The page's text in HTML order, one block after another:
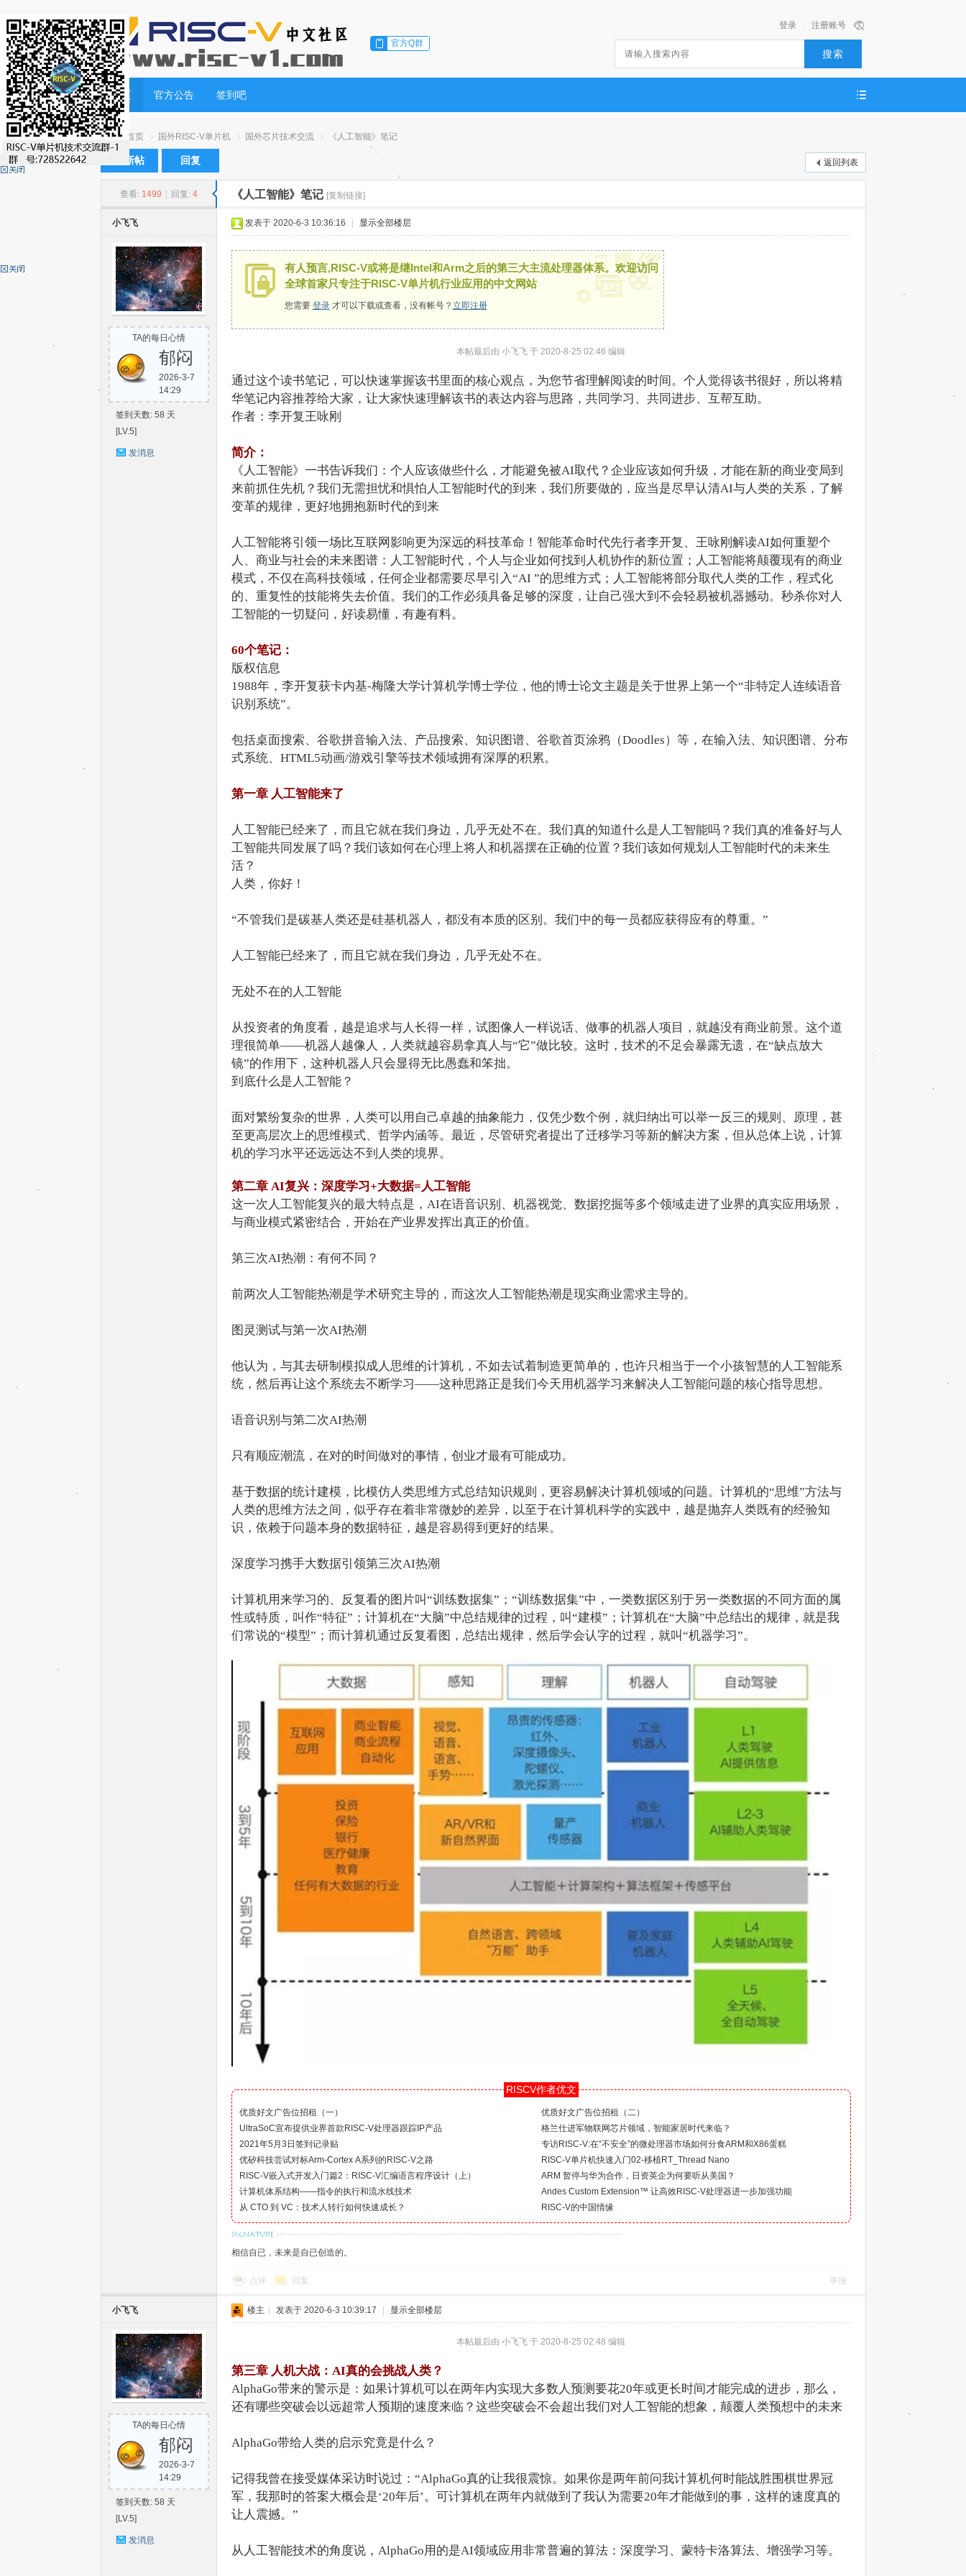
官方Q群
注册账号
登录
搜索
首页 官方公告 签到吧
首页
›
国外RISC-V单片机 国外芯片技术交流
›
《人工智能》笔记
返回列表
发新帖 回复
查看: 1499 回复: 4 《人工智能》笔记 [复制链接]
小飞飞
TA的每日心情
郁闷
2026-3-7
14:29
签到天数: 58 天
[LV.5]
发消息
发表于 2020-6-3 10:36:16 显示全部楼层
有人预言,RISC-V或将是继Intel和Arm之后的第三大主流处理器体系。欢迎访问
全球首家只专注于RISC-V单片机行业应用的中文网站
您需要 登录才可以下载或查看，没有帐号？ 立即注册
x
本帖最后由 小飞飞 于 2020-8-25 02:46 编辑
通过这个读书笔记，可以快速掌握该书里面的核心观点，为您节省理解阅读的时间。个人觉得该书很好，所以将精
华笔记内容推荐给大家，让大家快速理解该书的表达内容与思路，共同学习、共同进步、互帮互助。
作者：李开复王咏刚
简介：
《人工智能》一书告诉我们：个人应该做些什么，才能避免被AI取代？企业应该如何升级，才能在新的商业变局到
来前抓住先机？我们无需担忧和惧怕人工智能时代的到来，我们所要做的，应当是尽早认清AI与人类的关系，了解
变革的规律，更好地拥抱新时代的到来
人工智能将引领一场比互联网影响更为深远的科技革命！智能革命时代先行者李开复、王咏刚解读AI如何重塑个
人、商业与社会的未来图谱：人工智能时代，个人与企业如何找到人机协作的新位置；人工智能将颠覆现有的商业
模式，不仅在高科技领域，任何企业都需要尽早引入“AI ”的思维方式；人工智能将部分取代人类的工作，程式化
的、重复性的技能将失去价值。我们的工作必须具备足够的深度，让自己强大到不会轻易被机器撼动。秒杀你对人
工智能的一切疑问，好读易懂，有趣有料。
60个笔记：
版权信息
1988年，李开复获卡内基-梅隆大学计算机学博士学位，他的博士论文主题是关于世界上第一个“非特定人连续语音
识别系统”。
包括桌面搜索、谷歌拼音输入法、产品搜索、知识图谱、谷歌首页涂鸦（Doodles）等，在输入法、知识图谱、分布
式系统、HTML5动画/游戏引擎等技术领域拥有深厚的积累。
第一章 人工智能来了
人工智能已经来了，而且它就在我们身边，几乎无处不在。我们真的知道什么是人工智能吗？我们真的准备好与人
工智能共同发展了吗？我们该如何在心理上将人和机器摆在正确的位置？我们该如何规划人工智能时代的未来生
活？
人类，你好！
“不管我们是碳基人类还是硅基机器人，都没有本质的区别。我们中的每一员都应获得应有的尊重。”
人工智能已经来了，而且它就在我们身边，几乎无处不在。
无处不在的人工智能
从投资者的角度看，越是追求与人长得一样，试图像人一样说话、做事的机器人项目，就越没有商业前景。这个道
理很简单——机器人越像人，人类就越容易拿真人与“它”做比较。这时，技术的不足会暴露无遗，在“缺点放大
镜”的作用下，这种机器人只会显得无比愚蠢和笨拙。
到底什么是人工智能？
面对繁纷复杂的世界，人类可以用自己卓越的抽象能力，仅凭少数个例，就归纳出可以举一反三的规则、原理，甚
至更高层次上的思维模式、哲学内涵等。最近，尽管研究者提出了迁移学习等新的解决方案，但从总体上说，计算
机的学习水平还远远达不到人类的境界。
第二章 AI复兴：深度学习+大数据=人工智能
这一次人工智能复兴的最大特点是，AI在语音识别、机器视觉、数据挖掘等多个领域走进了业界的真实应用场景，
与商业模式紧密结合，开始在产业界发挥出真正的价值。
第三次AI热潮：有何不同？
前两次人工智能热潮是学术研究主导的，而这次人工智能热潮是现实商业需求主导的。
图灵测试与第一次AI热潮
他认为，与其去研制模拟成人思维的计算机，不如去试着制造更简单的，也许只相当于一个小孩智慧的人工智能系
统，然后再让这个系统去不断学习——这种思路正是我们今天用机器学习来解决人工智能问题的核心指导思想。
语音识别与第二次AI热潮
只有顺应潮流，在对的时间做对的事情，创业才最有可能成功。
基于数据的统计建模，比模仿人类思维方式总结知识规则，更容易解决计算机领域的问题。计算机的“思维”方法与
人类的思维方法之间，似乎存在着非常微妙的差异，以至于在计算机科学的实践中，越是抛弃人类既有的经验知
识，依赖于问题本身的数据特征，越是容易得到更好的结果。
深度学习携手大数据引领第三次AI热潮
计算机用来学习的、反复看的图片叫“训练数据集”；“训练数据集”中，一类数据区别于另一类数据的不同方面的属
性或特质，叫作“特征”；计算机在“大脑”中总结规律的过程，叫“建模”；计算机在“大脑”中总结出的规律，就是我
们常说的“模型”；而计算机通过反复看图，总结出规律，然后学会认字的过程，就叫“机器学习”。
RISCV作者优文
优质好文广告位招租（一）
优质好文广告位招租（二）
UltraSoC宣布提供业界首款RISC-V处理器跟踪IP产品
格兰仕进军物联网芯片领域，智能家居时代来临？
2021年5月3日签到记录贴
专访RISC-V:在“不安全”的微处理器市场如何分食ARM和X86蛋糕
优矽科技尝试对标Arm-Cortex A系列的RISC-V之路
RISC-V单片机快速入门02-移植RT_Thread Nano
RISC-V嵌入式开发入门篇2：RISC-V汇编语言程序设计（上）
ARM 暂停与华为合作，日资英企为何要听从美国？
计算机体系结构——指令的执行和流水线技术
Andes Custom Extension™ 让高效RISC-V处理器进一步加强功能
从 CTO 到 VC：技术人转行如何快速成长？
RISC-V的中国情缘
相信自已，未来是自已创造的。
点评 回复 举报
小飞飞
TA的每日心情
郁闷
2026-3-7
14:29
签到天数: 58 天
[LV.5]
发消息
楼主 发表于 2020-6-3 10:39:17 显示全部楼层
本帖最后由 小飞飞 于 2020-8-25 02:48 编辑
第三章 人机大战：AI真的会挑战人类？
AlphaGo带来的警示是：如果计算机可以在两年内实现大多数人预测要花20年或更长时间才能完成的进步，那么，
还有哪些突破会以远超常人预期的速度来临？这些突破会不会超出我们对人工智能的想象，颠覆人类预想中的未来
AlphaGo带给人类的启示究竟是什么？
记得我曾在接受媒体采访时说过：“AlphaGo真的让我很震惊。如果你是两年前问我计算机何时能战胜围棋世界冠
军，我那时的答案大概会是‘20年后’。可计算机在两年内就做到了我认为需要20年才能做到的事，这样的速度真的
让人震撼。”
从人工智能技术的角度说，AlphaGo用的是AI领域应用非常普遍的算法：深度学习、蒙特卡洛算法、增强学习等。